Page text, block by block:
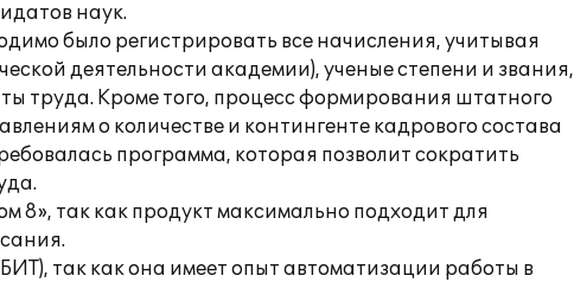
наук.
было регистрировать все начисления, учитывая
деятельности академии), ученые степени и звания,
труда. Кроме того, процесс формирования штатного
о количестве и контингенте кадрового состава
программа, которая позволит сократить
так как продукт максимально подходит для
так как она имеет опыт автоматизации работы в